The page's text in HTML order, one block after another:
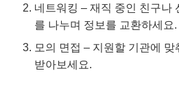
네트워킹 – 재직 중인 친구나
를 나누며 정보를 교환하세요.
모의 면접 – 지원할 기관에
받아보세요.